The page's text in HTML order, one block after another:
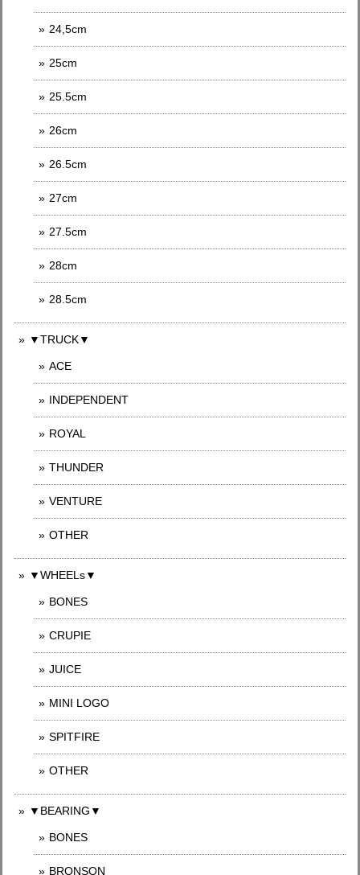
24,5cm
25cm
25.5cm
26cm
26.5cm
27cm
27.5cm
28cm
28.5cm
▼TRUCK▼
ACE
INDEPENDENT
ROYAL
THUNDER
VENTURE
OTHER
▼WHEELs▼
BONES
CRUPIE
JUICE
MINI LOGO
SPITFIRE
OTHER
▼BEARING▼
BONES
BRONSON